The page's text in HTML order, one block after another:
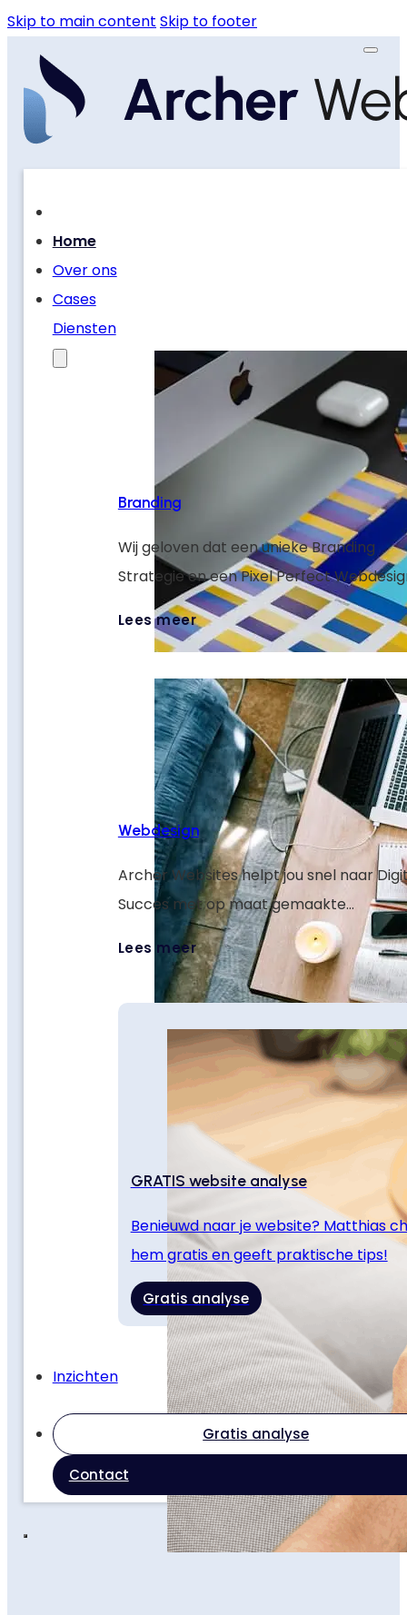
Skip to main content Skip to footer
Home
Over ons
Cases
Diensten
Branding
Wij geloven dat een unieke Branding
Strategie en een Pixel Perfect
sleutels zijn om jouw digitale targets te
Lees meer
Webdesign
Archer Websites helpt jou snel naar
Succes met op maat gemaakte
weboplossingen die jouw doelen
je online laten groeien.
Lees meer
GRATIS website analyse
Benieuwd naar je website? Matthias
hem gratis en geeft praktische tips!
Gratis analyse
Inzichten
Gratis analyse
Contact